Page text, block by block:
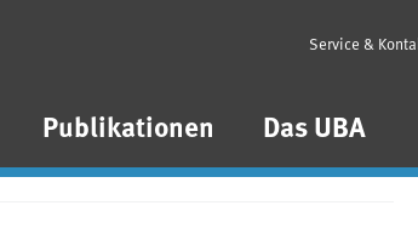
Publikationen Das UBA
Service &